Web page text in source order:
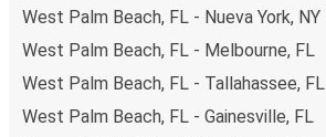
West Palm Beach, FL - Nueva York, NY
West Palm Beach, FL - Melbourne, FL
West Palm Beach, FL - Tallahassee, FL
West Palm Beach, FL - Gainesville, FL